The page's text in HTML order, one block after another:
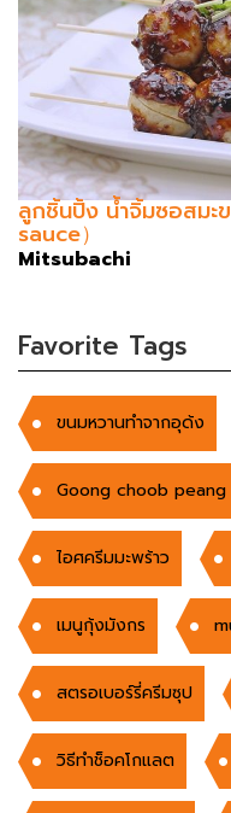
ลูกชิ้นปิ้ง น้ำจิ้มซอสม
sauce）
Mitsubachi
Favorite Tags
ขนมหวานทำจากอุด้ง
Goong choob
ไอศครีมมะพร้าว
เมนูกุ้งมังกร
สตรอเบอร์รี่ครีมซุป
วิธีทำช็อคโกแลต